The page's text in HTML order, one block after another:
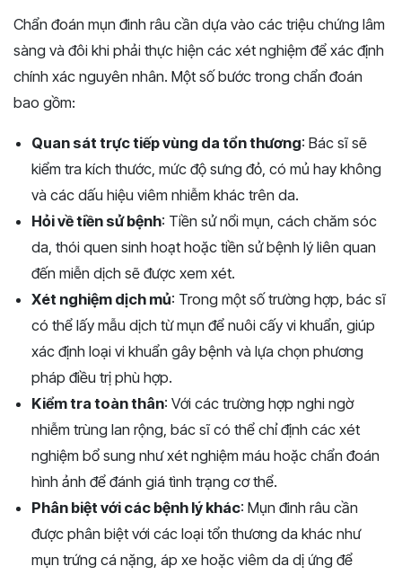
Chẩn đoán mụn đinh râu cần dựa vào các triệu chứng lâm
sàng và đôi khi phải thực hiện các xét nghiệm để xác định
chính xác nguyên nhân. Một số bước trong chẩn đoán
bao gồm:
Quan sát trực tiếp vùng da tổn thương: Bác sĩ sẽ
kiểm tra kích thước, mức độ sưng đỏ, có mủ hay không
và các dấu hiệu viêm nhiễm khác trên da.
Hỏi về tiền sử bệnh: Tiền sử nổi mụn, cách chăm sóc
da, thói quen sinh hoạt hoặc tiền sử bệnh lý liên quan
đến miễn dịch sẽ được xem xét.
Xét nghiệm dịch mủ: Trong một số trường hợp, bác sĩ
có thể lấy mẫu dịch từ mụn để nuôi cấy vi khuẩn, giúp
xác định loại vi khuẩn gây bệnh và lựa chọn phương
pháp điều trị phù hợp.
Kiểm tra toàn thân: Với các trường hợp nghi ngờ
nhiễm trùng lan rộng, bác sĩ có thể chỉ định các xét
nghiệm bổ sung như xét nghiệm máu hoặc chẩn đoán
hình ảnh để đánh giá tình trạng cơ thể.
Phân biệt với các bệnh lý khác: Mụn đinh râu cần
được phân biệt với các loại tổn thương da khác như
mụn trứng cá nặng, áp xe hoặc viêm da dị ứng để